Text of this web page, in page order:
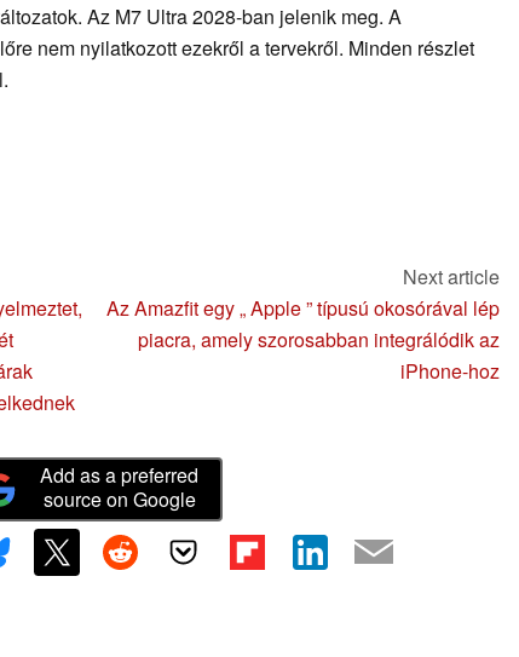
Az M7 Ultra 2028-ban jelenik meg. A
nem nyilatkozott ezekről a tervekről. Minden részlet
Next article
Az Amazfit egy „ Apple ” típusú okosórával lép
piacra, amely szorosabban integrálódik az
iPhone-hoz
Add as a preferred
source on Google